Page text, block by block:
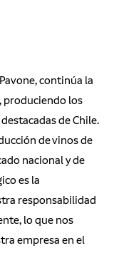
continúa la
produciendo los
de Chile.
de vinos de
nacional y de
es la
responsabilidad
lo que nos
empresa en el